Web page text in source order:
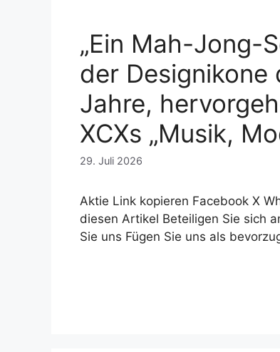
„Ein Mah-Jong-
der Designikone
Jahre,
XCXs „Musik,
29. Juli 2026
Aktie Link kopieren Facebook X
diesen Artikel Beteiligen Sie sich
Sie uns Fügen Sie uns als